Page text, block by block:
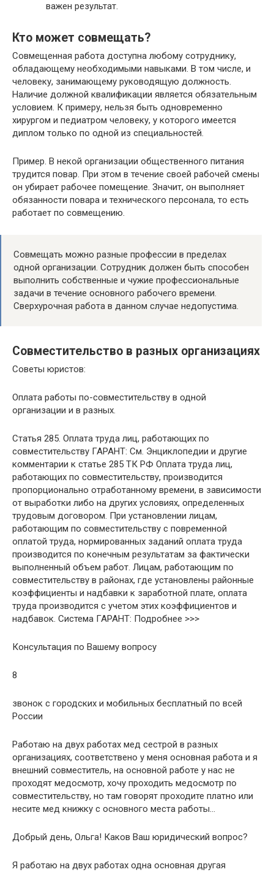
важен результат.
Кто может совмещать?
Совмещенная работа доступна любому сотруднику,
обладающему необходимыми навыками. В том числе, и
человеку, занимающему руководящую должность.
Наличие должной квалификации является обязательным
условием. К примеру, нельзя быть одновременно
хирургом и педиатром человеку, у которого имеется
диплом только по одной из специальностей.
Пример. В некой организации общественного питания
трудится повар. При этом в течение своей рабочей смены
он убирает рабочее помещение. Значит, он выполняет
обязанности повара и технического персонала, то есть
работает по совмещению.
Совмещать можно разные профессии в пределах
одной организации. Сотрудник должен быть способен
выполнить собственные и чужие профессиональные
задачи в течение основного рабочего времени.
Сверхурочная работа в данном случае недопустима.
Совместительство в разных организациях
Советы юристов:
Оплата работы по-совместительству в одной
организации и в разных.
Статья 285. Оплата труда лиц, работающих по
совместительству ГАРАНТ: См. Энциклопедии и другие
комментарии к статье 285 ТК РФ Оплата труда лиц,
работающих по совместительству, производится
пропорционально отработанному времени, в зависимости
от выработки либо на других условиях, определенных
трудовым договором. При установлении лицам,
работающим по совместительству с повременной
оплатой труда, нормированных заданий оплата труда
производится по конечным результатам за фактически
выполненный объем работ. Лицам, работающим по
совместительству в районах, где установлены районные
коэффициенты и надбавки к заработной плате, оплата
труда производится с учетом этих коэффициентов и
надбавок. Система ГАРАНТ: Подробнее >>>
Консультация по Вашему вопросу
8
звонок с городских и мобильных бесплатный по всей
России
Работаю на двух работах мед сестрой в разных
организациях, соответствено у меня основная работа и я
внешний совместитель, на основной работе у нас не
проходят медосмотр, хочу проходить медосмотр по
совместительству, но там говорят проходите платно или
несите мед книжку с основного места работы…
Добрый день, Ольга! Каков Ваш юридический вопрос?
Я работаю на двух работах одна основная другая